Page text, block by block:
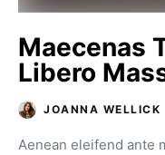
Maecenas
Libero
JOANNA WELLICK
Aenean eleifend ante